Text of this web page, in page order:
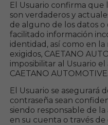
El Usuario confirma que
son verdaderos y
de alguno de los datos
facilitado información
identidad, así como en
exigidos, CAETANO
imposibilitar al Usuario
CAETANO AUTOMOTIVE.
El Usuario se asegurará
contraseña sean
siendo responsable de
en su cuenta o través de